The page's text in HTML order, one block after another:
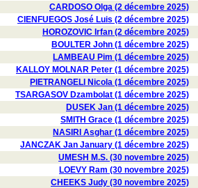
CARDOSO Olga (2 décembre 2025)
CIENFUEGOS José Luis (2 décembre 2025)
HOROZOVIC Irfan (2 décembre 2025)
BOULTER John (1 décembre 2025)
LAMBEAU Pim (1 décembre 2025)
KALLOY MOLNAR Peter (1 décembre 2025)
PIETRANGELI Nicola (1 décembre 2025)
TSARGASOV Dzambolat (1 décembre 2025)
DUSEK Jan (1 décembre 2025)
SMITH Grace (1 décembre 2025)
NASIRI Asghar (1 décembre 2025)
JANCZAK Jan January (1 décembre 2025)
UMESH M.S. (30 novembre 2025)
LOEVY Ram (30 novembre 2025)
CHEEKS Judy (30 novembre 2025)